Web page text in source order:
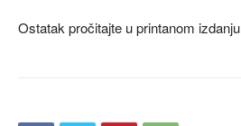
Ostatak pročitajte u printanom izdanju